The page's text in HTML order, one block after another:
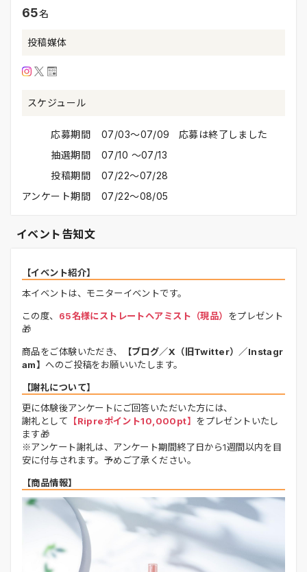
65名
投稿媒体
スケジュール
応募期間
07/03〜07/09 応募は終了しました
抽選期間
07/10 〜07/13
投稿期間
07/22〜07/28
アンケート期間
07/22〜08/05
イベント告知文
【イベント紹介】
本イベントは、モニターイベントです。
この度、 65名様にストレートヘアミスト（現品） をプレゼント
🎁
商品をご体験いただき、
【ブログ／X（旧Twitter）／Instagr
am】 へのご投稿をお願いいたします。
【謝礼について】
更に体験後アンケートにご回答いただいた方には、
謝礼として 【Ripreポイント10,000pt】 をプレゼントいたし
ます🎁
※アンケート謝礼は、アンケート期間終了日から1週間以内を目
安に付与されます。予めご了承ください。
【商品情報】